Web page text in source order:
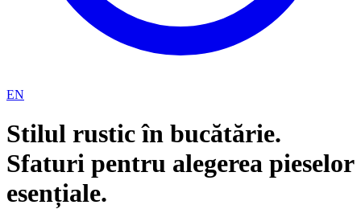
EN
Stilul rustic în bucătărie.
Sfaturi pentru alegerea pieselor
esențiale.